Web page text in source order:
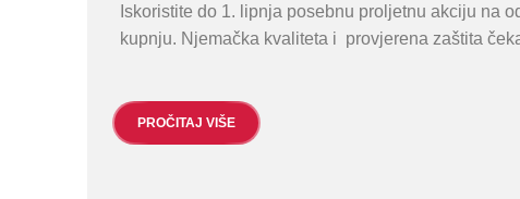
Iskoristite do 1. lipnja posebnu proljetnu akciju na
kupnju. Njemačka kvaliteta i provjerena zaštita
PROČITAJ VIŠE